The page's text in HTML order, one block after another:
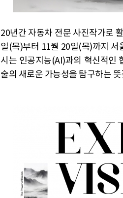
20년간 자동차 전문 사진작가로
일(목)부터 11월 20일(목)까지 서
시는 인공지능(AI)과의 혁신적인
술의 새로운 가능성을 탐구하는